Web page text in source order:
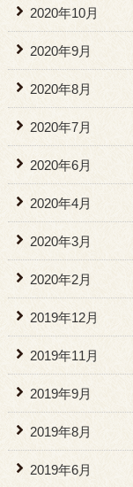
2020年10月
2020年9月
2020年8月
2020年7月
2020年6月
2020年4月
2020年3月
2020年2月
2019年12月
2019年11月
2019年9月
2019年8月
2019年6月